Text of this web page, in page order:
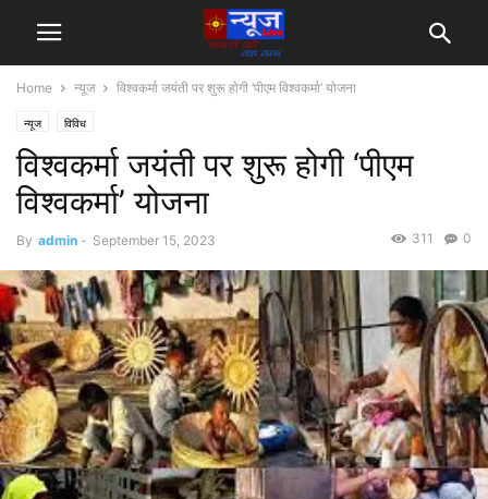
Home न्यूज विश्वकर्मा जयंती पर शुरू होगी ‘पीएम विश्वकर्मा’ योजना
न्यूज विविध
विश्वकर्मा जयंती पर शुरू होगी ‘पीएम
विश्वकर्मा’ योजना
By admin - September 15, 2023 0
311